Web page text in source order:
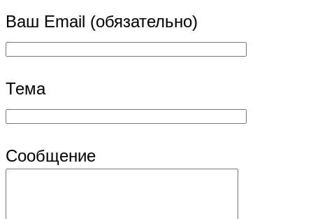
Ваш Email (обязательно)
Тема
Сообщение